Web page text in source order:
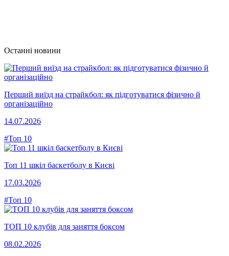
Останні новини
Перший виїзд на страйкбол: як підготуватися фізично й
організаційно
14.07.2026
#Топ 10
Топ 11 шкіл баскетболу в Києві
17.03.2026
#Топ 10
ТОП 10 клубів для заняття боксом
08.02.2026